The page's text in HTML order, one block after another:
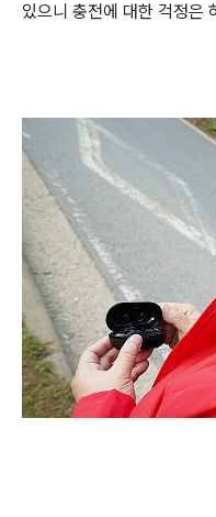
있으니 충전에 대한 걱정은